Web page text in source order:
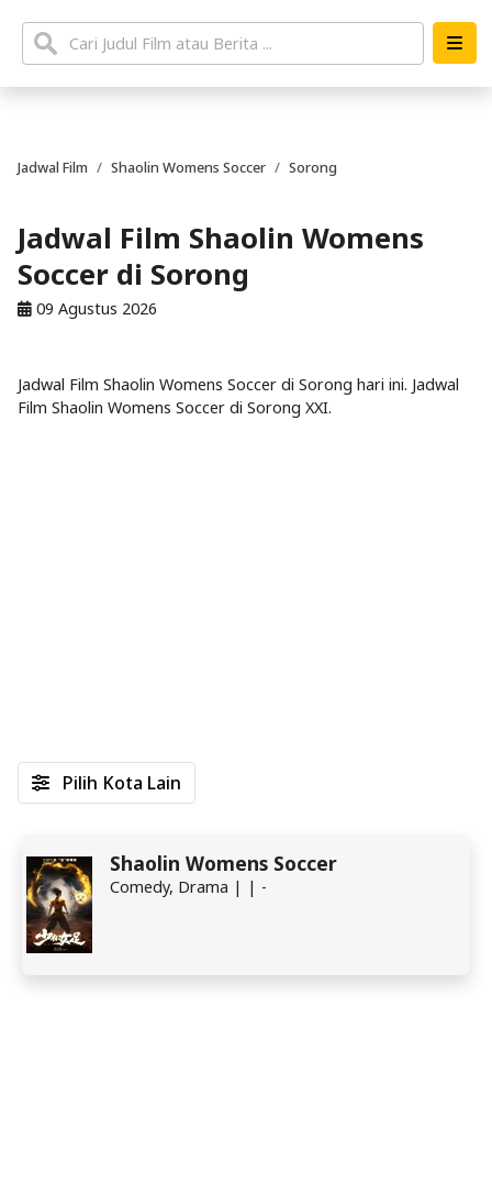
Jadwal Film Shaolin Womens Soccer Sorong
Jadwal Film Shaolin Womens
Soccer di Sorong
09 Agustus 2026
Jadwal Film Shaolin Womens Soccer di Sorong hari ini. Jadwal
Film Shaolin Womens Soccer di Sorong XXI.
Shaolin Womens Soccer
Comedy, Drama | | -
Pilih Kota Lain